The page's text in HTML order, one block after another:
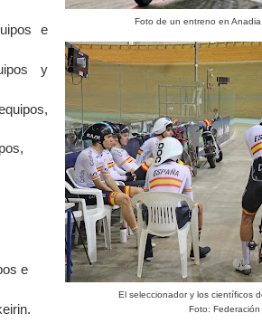
Foto de un entreno en
El seleccionador y los científicos
Foto:
e
y
e